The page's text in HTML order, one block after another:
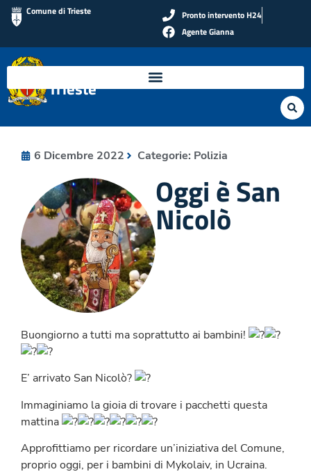
Comune di Trieste
Pronto intervento H24
Agente Gianna
Polizia Locale di
Trieste
6 Dicembre 2022 Categorie: Polizia
Oggi è San
Nicolò
Buongiorno a tutti ma soprattutto ai bambini!
E’ arrivato San Nicolò?
Immaginiamo la gioia di trovare i pacchetti questa
mattina
Approfittiamo per ricordare un’iniziativa del Comune,
proprio oggi, per i bambini di Mykolaiv, in Ucraina.